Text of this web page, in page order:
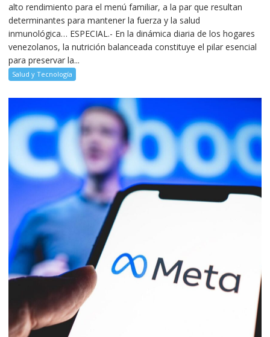
alto rendimiento para el menú familiar, a la par que resultan
determinantes para mantener la fuerza y la salud
inmunológica… ESPECIAL.- En la dinámica diaria de los hogares
venezolanos, la nutrición balanceada constituye el pilar esencial
para preservar la...
Salud y Tecnología